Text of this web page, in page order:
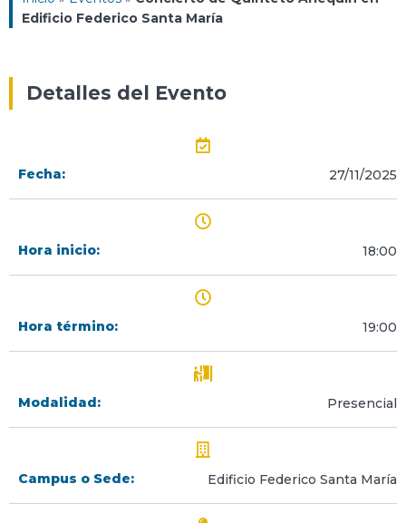
Edificio Federico Santa María
Detalles del Evento
Fecha: 27/11/2025
Hora inicio: 18:00
Hora término: 19:00
Modalidad: Presencial
Campus o Sede: Edificio Federico Santa María